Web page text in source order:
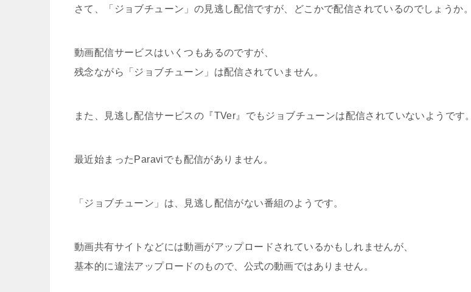
さて、「ジョブチューン」の見逃し配信ですが、どこかで配信されているのでしょうか。
動画配信サービスはいくつもあるのですが、
残念ながら「ジョブチューン」は配信されていません。
また、見逃し配信サービスの『TVer』でもジョブチューンは配信されていないようです。
最近始まったParaviでも配信がありません。
「ジョブチューン」は、見逃し配信がない番組のようです。
動画共有サイトなどには動画がアップロードされているかもしれませんが、
基本的に違法アップロードのもので、公式の動画ではありません。